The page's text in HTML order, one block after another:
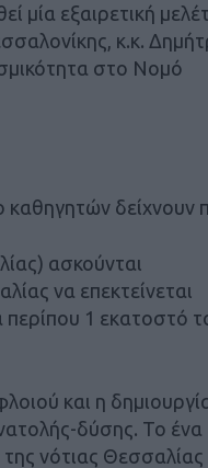
μία εξαιρετική
κ.κ.
στο Νομό
δείχνουν
ασκούνται
να επεκτείνεται
1 εκατοστό
και η
δύσης. Το ένα
νότιας Θεσσαλίας